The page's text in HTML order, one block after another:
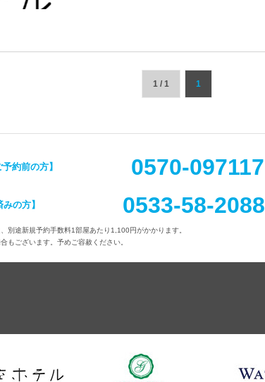
1 / 1 1
約前の方】 0570-097117
の方】 0533-58-2088
別途新規予約手数料1部屋あたり1,100円がかかります。
もございます。予めご容赦ください。